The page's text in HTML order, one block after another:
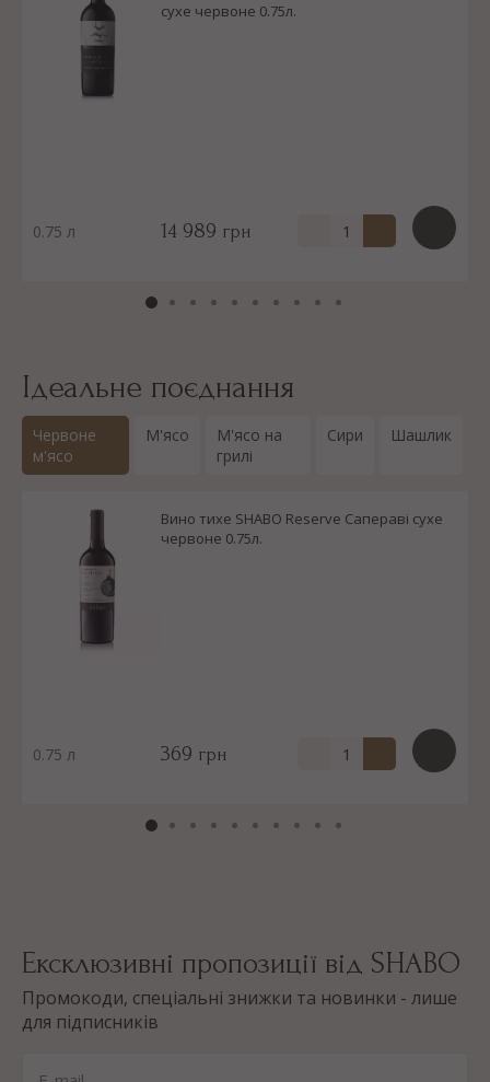
0.75 л
сухе червоне 0.75л.
14 989 грн
Ідеальне поєднання
Червоне
м'ясо
М'ясо
М'ясо на
грилі
Сири Шашлик
0.75 л
Вино тихе SHABO Reserve Сапераві сухе
червоне 0.75л.
369 грн
Ексклюзивні пропозиції від SHABO
Промокоди, спеціальні знижки та новинки - лише
для підписників